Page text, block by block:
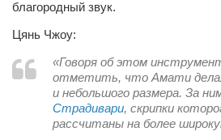
Конкурсы
Фестиваль. Конкурс «Колибри» 2017
Конкурс «Колибри» 2016
Конкурс «Колибри» 2015
Конкурс «Колибри» 2014
благородный звук.
Цянь Чжоу:
«Говоря об этом
отметить, что Амати делал
и небольшого размера. За
Страдивари, скрипки
рассчитаны на более